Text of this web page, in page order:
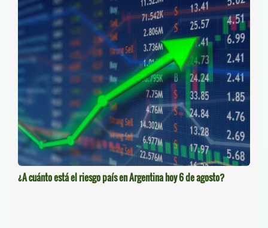
¿A cuánto está el riesgo país en Argentina hoy 6 de agosto?